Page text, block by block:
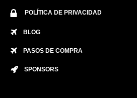
POLÍTICA DE PRIVACIDAD
BLOG
PASOS DE COMPRA
SPONSORS